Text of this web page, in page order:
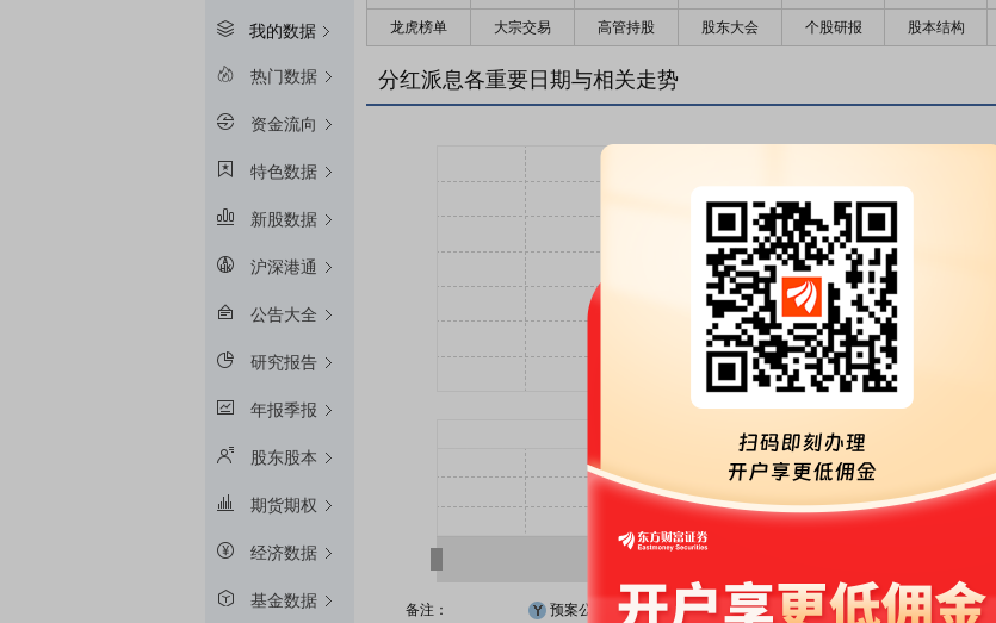
我的数据
热门数据
资金流向
特色数据
新股数据
沪深港通
公告大全
研究报告
年报季报
股东股本
期货期权
经济数据
基金数据
龙虎榜单 大宗交易 高管持股 股东大会 个股研报 股本结构
分红派息各重要日期与相关走势
备注： 预案公布日 股权登记日